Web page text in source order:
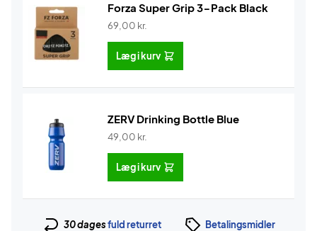
Forza Super Grip 3-Pack Black
69,00 kr.
Læg i kurv
ZERV Drinking Bottle Blue
49,00 kr.
Læg i kurv
30 dagesfuld returret Betalingsmidler